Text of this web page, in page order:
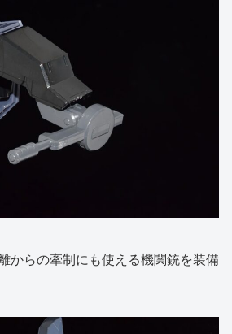
からの牽制にも使える機関銃を装備